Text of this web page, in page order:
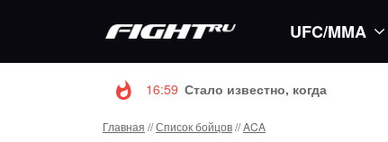
UFC/MMA
16:59 Стало известно, когда Конор
Главная //Список бойцов//ACA